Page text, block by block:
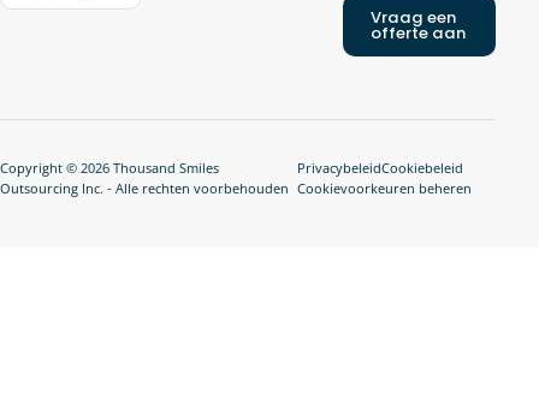
Vraag een
offerte aan
Copyright © 2026 Thousand Smiles
Outsourcing Inc. - Alle rechten voorbehouden
PrivacybeleidCookiebeleid
Cookievoorkeuren beheren